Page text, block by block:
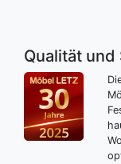
Qualität und